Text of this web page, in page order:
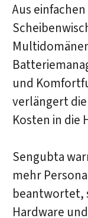
Aus
und
verlängert
Kosten in die
Sengubta
mehr
beantwortet,
Hardware